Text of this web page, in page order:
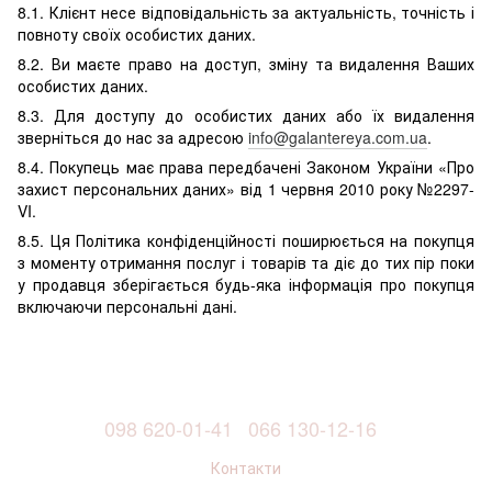
8.1. Клієнт несе відповідальність за актуальність, точність і
повноту своїх особистих даних.
8.2. Ви маєте право на доступ, зміну та видалення Ваших
особистих даних.
8.3. Для доступу до особистих даних або їх видалення
зверніться до нас за адресою info@galantereya.com.ua.
8.4. Покупець має права передбачені Законом України «Про
захист персональних даних» від 1 червня 2010 року №2297-
VI.
8.5. Ця Політика конфіденційності поширюється на покупця
з моменту отримання послуг і товарів та діє до тих пір поки
у продавця зберігається будь-яка інформація про покупця
включаючи персональні дані.
098 620-01-41 066 130-12-16
Контакти